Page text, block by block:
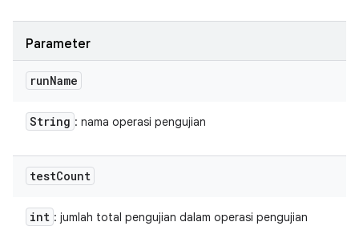
Parameter
runName
String : nama operasi pengujian
testCount
int : jumlah total pengujian dalam operasi pengujian